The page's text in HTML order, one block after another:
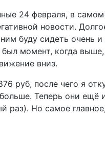
24 февраля, в самом
новости.
буду сидеть очень и
момент, когда
вниз.
руб, после чего я
Теперь они ещё
раз). Но самое главное,